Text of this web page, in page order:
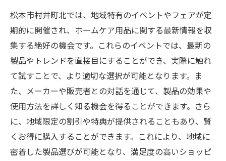
松本市村井町北では、地域特有のイベントやフェアが定
期的に開催され、ホームケア用品に関する最新情報を収
集する絶好の機会です。これらのイベントでは、最新の
製品やトレンドを直接目にすることができ、実際に触れ
て試すことで、より適切な選択が可能となります。ま
た、メーカーや販売者との対話を通じて、製品の効果や
使用方法を詳しく知る機会を得ることができます。さら
に、地域限定の割引や特典が提供されることもあり、賢
くお得に購入することができます。これにより、地域に
密着した製品選びが可能となり、満足度の高いショッピ